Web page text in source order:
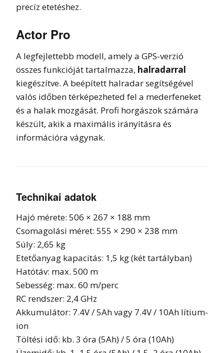
precíz etetéshez.
Actor Pro
A legfejlettebb modell, amely a GPS-verzió
összes funkcióját tartalmazza, halradarral
kiegészítve. A beépített halradar segítségével
valós időben térképezheted fel a mederfeneket
és a halak mozgását. Profi horgászok számára
készült, akik a maximális irányításra és
információra vágynak.
Technikai adatok
Hajó mérete: 506 × 267 × 188 mm
Csomagolási méret: 555 × 290 × 238 mm
Súly: 2,65 kg
Etetőanyag kapacitás: 1,5 kg (két tartályban)
Hatótáv: max. 500 m
Sebesség: max. 60 m/perc
RC rendszer: 2,4 GHz
Akkumulátor: 7.4V / 5Ah vagy 7.4V / 10Ah lítium-
ion
Töltési idő: kb. 3 óra (5Ah) / 5 óra (10Ah)